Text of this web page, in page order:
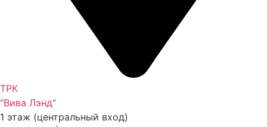
ТРК
"Вива Лэнд"
1 этаж (центральный вход)